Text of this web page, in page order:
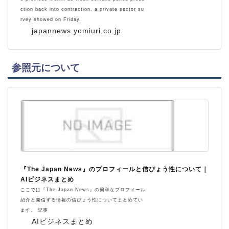
japannews.yomiuri.co.jp
ction back into contraction, a private sector su
rvey showed on Friday.
参照元について
AIビジネスまとめ
『The Japan News』のプロフィールと信ぴょう性について｜
AIビジネスまとめ
ここでは『The Japan News』の簡単なプロフィール
紹介と発信する情報の信ぴょう性についてまとめてい
ます。 記事